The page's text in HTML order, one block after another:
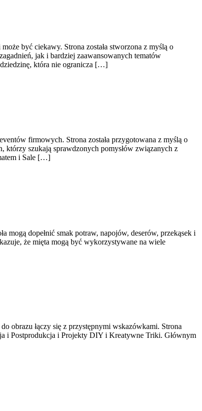
być ciekawy. Strona została stworzona z myślą o
jak i bardziej zaawansowanych tematów
dziedzinę, która nie ogranicza […]
firmowych. Strona została przygotowana z myślą o
którzy szukają sprawdzonych pomysłów związanych z
i Sale […]
mogą dopełnić smak potraw, napojów, deserów, przekąsek i
że mięta mogą być wykorzystywane na wiele
obrazu łączy się z przystępnymi wskazówkami. Strona
i Postprodukcja i Projekty DIY i Kreatywne Triki. Głównym